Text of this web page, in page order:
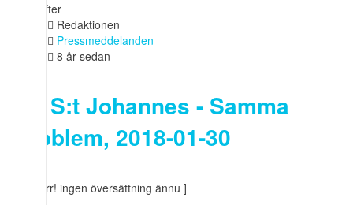
Uppgifter
Redaktionen
Pressmeddelanden
8 år sedan
Ny S:t Johannes - Samma
problem, 2018-01-30
[ Tyvärr! ingen översättning ännu ]